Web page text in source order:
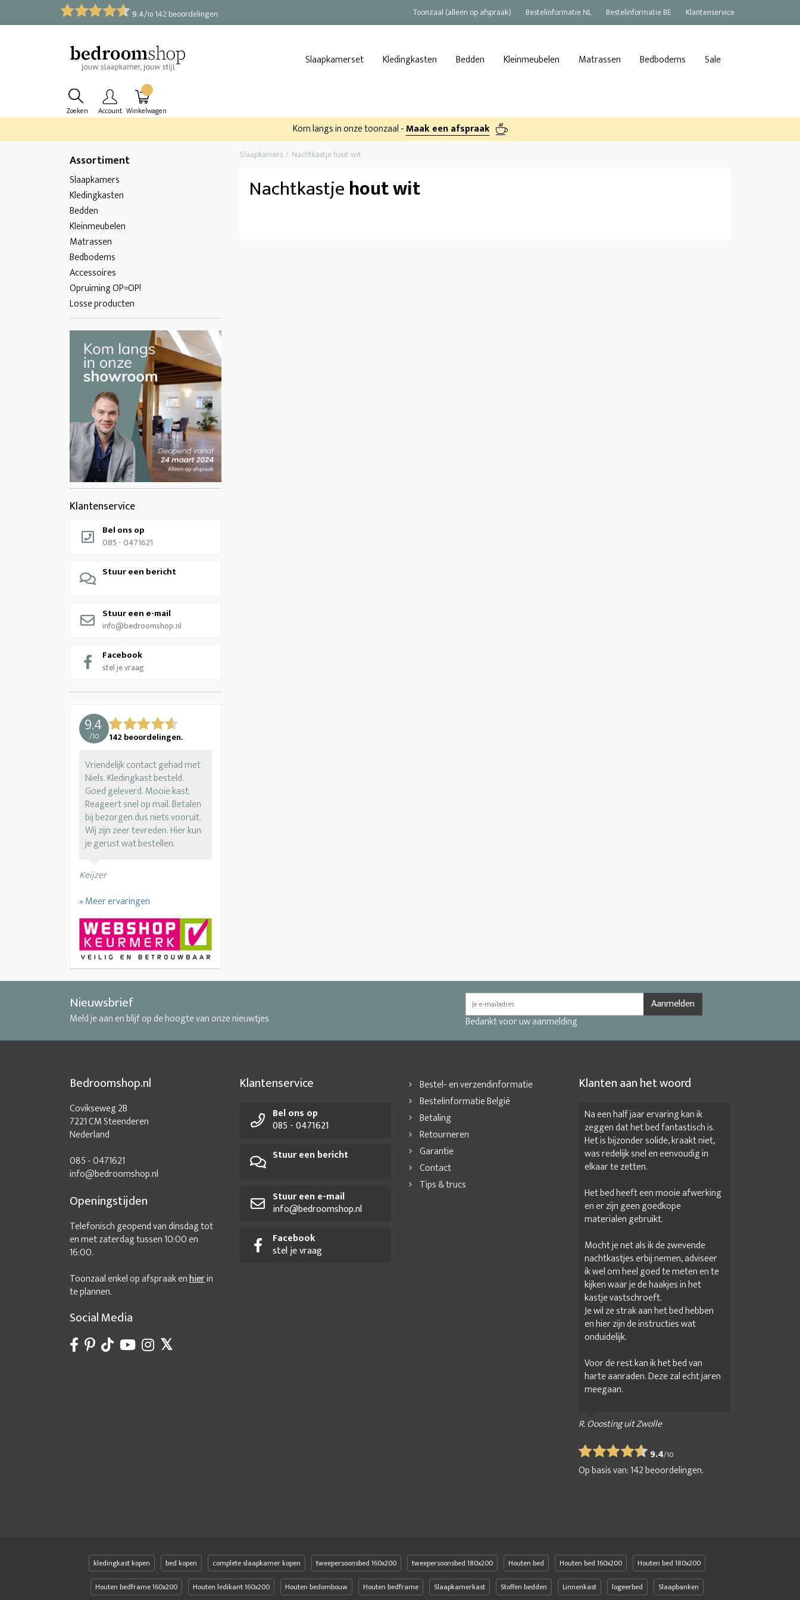
9.4/10 142 beoordelingen Toonzaal (alleen op afspraak) Bestelinformatie NL Bestelinformatie BE Klantenservice
Slaapkamerset Kledingkasten Bedden Kleinmeubelen Matrassen Bedbodems Sale
Zoeken Account Winkelwagen
Kom langs in onze toonzaal -Maak een afspraak
Assortiment
Slaapkamers
Kledingkasten
Bedden
Kleinmeubelen
Matrassen
Bedbodems
Accessoires
Opruiming OP=OP!
Losse producten
Klantenservice
Bel ons op
085 - 0471621
Stuur een bericht
Stuur een e-mail
info@bedroomshop.nl
Facebook
stel je vraag
9.4
/10 142 beoordelingen.
Vriendelijk contact gehad met
Niels. Kledingkast besteld.
Goed geleverd. Mooie kast.
Reageert snel op mail. Betalen
bij bezorgen dus niets vooruit.
Wij zijn zeer tevreden. Hier kun
je gerust wat bestellen.
Keijzer
» Meer ervaringen
Slaapkamers Nachtkastje hout wit
Nachtkastjehout wit
Nieuwsbrief
Meld je aan en blijf op de hoogte van onze nieuwtjes
Aanmelden
Bedankt voor uw aanmelding
Bedroomshop.nl
Covikseweg 2B
7221 CM Steenderen
Nederland
085 - 0471621
info@bedroomshop.nl
Openingstijden
Telefonisch geopend van dinsdag tot
en met zaterdag tussen 10:00 en
16:00.
Toonzaal enkel op afspraak enhierin
te plannen.
Social Media
Klantenservice
Bel ons op
085 - 0471621
Stuur een bericht
Stuur een e-mail
info@bedroomshop.nl
Facebook
stel je vraag
Bestel- en verzendinformatie
Bestelinformatie België
Betaling
Retourneren
Garantie
Contact
Tips & trucs
Klanten aan het woord
Na een half jaar ervaring kan ik
zeggen dat het bed fantastisch is.
Het is bijzonder solide, kraakt niet,
was redelijk snel en eenvoudig in
elkaar te zetten.
Het bed heeft een mooie afwerking
en er zijn geen goedkope
materialen gebruikt.
Mocht je net als ik de zwevende
nachtkastjes erbij nemen, adviseer
ik wel om heel goed te meten en te
kijken waar je de haakjes in het
kastje vastschroeft.
Je wil ze strak aan het bed hebben
en hier zijn de instructies wat
onduidelijk.
Voor de rest kan ik het bed van
harte aanraden. Deze zal echt jaren
meegaan.
R. Ooosting uit Zwolle
9.4/10
Op basis van:142beoordelingen.
kledingkast kopen bed kopen complete slaapkamer kopen tweepersoonsbed 160x200 tweepersoonsbed 180x200 Houten bed Houten bed 160x200
Houten bed 180x200
Houten bedframe 160x200
Houten ledikant 160x200 Houten bedombouw Houten bedframe Slaapkamerkast Stoffen bedden Linnenkast logeerbed Slaapbanken